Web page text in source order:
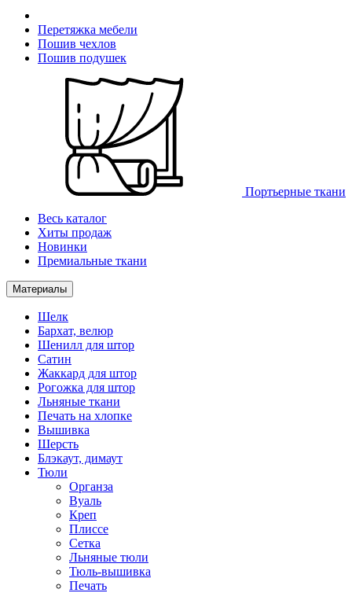
Перетяжка мебели
Пошив чехлов
Пошив подушек
Портьерные ткани
Весь каталог
Хиты продаж
Новинки
Премиальные ткани
Материалы
Шелк
Бархат, велюр
Шенилл для штор
Сатин
Жаккард для штор
Рогожка для штор
Льняные ткани
Печать на хлопке
Вышивка
Шерсть
Блэкаут, димаут
Тюли
Органза
Вуаль
Креп
Плиссе
Сетка
Льняные тюли
Тюль-вышивка
Печать